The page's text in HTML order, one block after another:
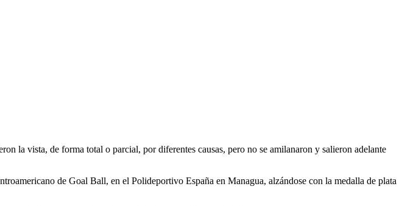
la vista, de forma total o parcial, por diferentes causas, pero no se amilanaron y salieron adelante
de Goal Ball, en el Polideportivo España en Managua, alzándose con la medalla de plata